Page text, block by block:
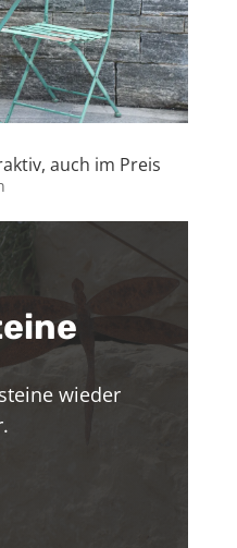
auch im Preis
wieder